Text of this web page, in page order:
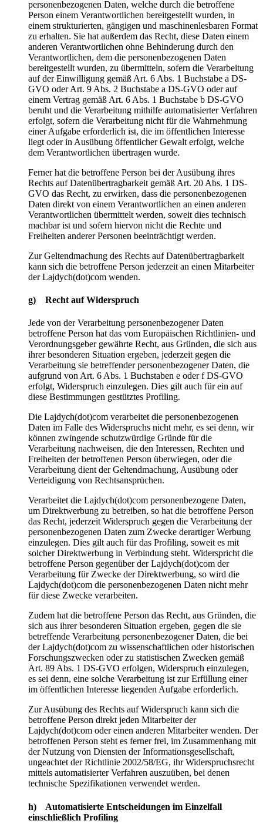
personenbezogenen Daten, welche durch die betroffene
Person einem Verantwortlichen bereitgestellt wurden, in
einem strukturierten, gängigen und maschinenlesbaren Format
zu erhalten. Sie hat außerdem das Recht, diese Daten einem
anderen Verantwortlichen ohne Behinderung durch den
Verantwortlichen, dem die personenbezogenen Daten
bereitgestellt wurden, zu übermitteln, sofern die Verarbeitung
auf der Einwilligung gemäß Art. 6 Abs. 1 Buchstabe a DS-
GVO oder Art. 9 Abs. 2 Buchstabe a DS-GVO oder auf
einem Vertrag gemäß Art. 6 Abs. 1 Buchstabe b DS-GVO
beruht und die Verarbeitung mithilfe automatisierter Verfahren
erfolgt, sofern die Verarbeitung nicht für die Wahrnehmung
einer Aufgabe erforderlich ist, die im öffentlichen Interesse
liegt oder in Ausübung öffentlicher Gewalt erfolgt, welche
dem Verantwortlichen übertragen wurde.
Ferner hat die betroffene Person bei der Ausübung ihres
Rechts auf Datenübertragbarkeit gemäß Art. 20 Abs. 1 DS-
GVO das Recht, zu erwirken, dass die personenbezogenen
Daten direkt von einem Verantwortlichen an einen anderen
Verantwortlichen übermittelt werden, soweit dies technisch
machbar ist und sofern hiervon nicht die Rechte und
Freiheiten anderer Personen beeinträchtigt werden.
Zur Geltendmachung des Rechts auf Datenübertragbarkeit
kann sich die betroffene Person jederzeit an einen Mitarbeiter
der Lajdych(dot)com wenden.
g) Recht auf Widerspruch
Jede von der Verarbeitung personenbezogener Daten
betroffene Person hat das vom Europäischen Richtlinien- und
Verordnungsgeber gewährte Recht, aus Gründen, die sich aus
ihrer besonderen Situation ergeben, jederzeit gegen die
Verarbeitung sie betreffender personenbezogener Daten, die
aufgrund von Art. 6 Abs. 1 Buchstaben e oder f DS-GVO
erfolgt, Widerspruch einzulegen. Dies gilt auch für ein auf
diese Bestimmungen gestütztes Profiling.
Die Lajdych(dot)com verarbeitet die personenbezogenen
Daten im Falle des Widerspruchs nicht mehr, es sei denn, wir
können zwingende schutzwürdige Gründe für die
Verarbeitung nachweisen, die den Interessen, Rechten und
Freiheiten der betroffenen Person überwiegen, oder die
Verarbeitung dient der Geltendmachung, Ausübung oder
Verteidigung von Rechtsansprüchen.
Verarbeitet die Lajdych(dot)com personenbezogene Daten,
um Direktwerbung zu betreiben, so hat die betroffene Person
das Recht, jederzeit Widerspruch gegen die Verarbeitung der
personenbezogenen Daten zum Zwecke derartiger Werbung
einzulegen. Dies gilt auch für das Profiling, soweit es mit
solcher Direktwerbung in Verbindung steht. Widerspricht die
betroffene Person gegenüber der Lajdych(dot)com der
Verarbeitung für Zwecke der Direktwerbung, so wird die
Lajdych(dot)com die personenbezogenen Daten nicht mehr
für diese Zwecke verarbeiten.
Zudem hat die betroffene Person das Recht, aus Gründen, die
sich aus ihrer besonderen Situation ergeben, gegen die sie
betreffende Verarbeitung personenbezogener Daten, die bei
der Lajdych(dot)com zu wissenschaftlichen oder historischen
Forschungszwecken oder zu statistischen Zwecken gemäß
Art. 89 Abs. 1 DS-GVO erfolgen, Widerspruch einzulegen,
es sei denn, eine solche Verarbeitung ist zur Erfüllung einer
im öffentlichen Interesse liegenden Aufgabe erforderlich.
Zur Ausübung des Rechts auf Widerspruch kann sich die
betroffene Person direkt jeden Mitarbeiter der
Lajdych(dot)com oder einen anderen Mitarbeiter wenden. Der
betroffenen Person steht es ferner frei, im Zusammenhang mit
der Nutzung von Diensten der Informationsgesellschaft,
ungeachtet der Richtlinie 2002/58/EG, ihr Widerspruchsrecht
mittels automatisierter Verfahren auszuüben, bei denen
technische Spezifikationen verwendet werden.
h) Automatisierte Entscheidungen im Einzelfall
einschließlich Profiling